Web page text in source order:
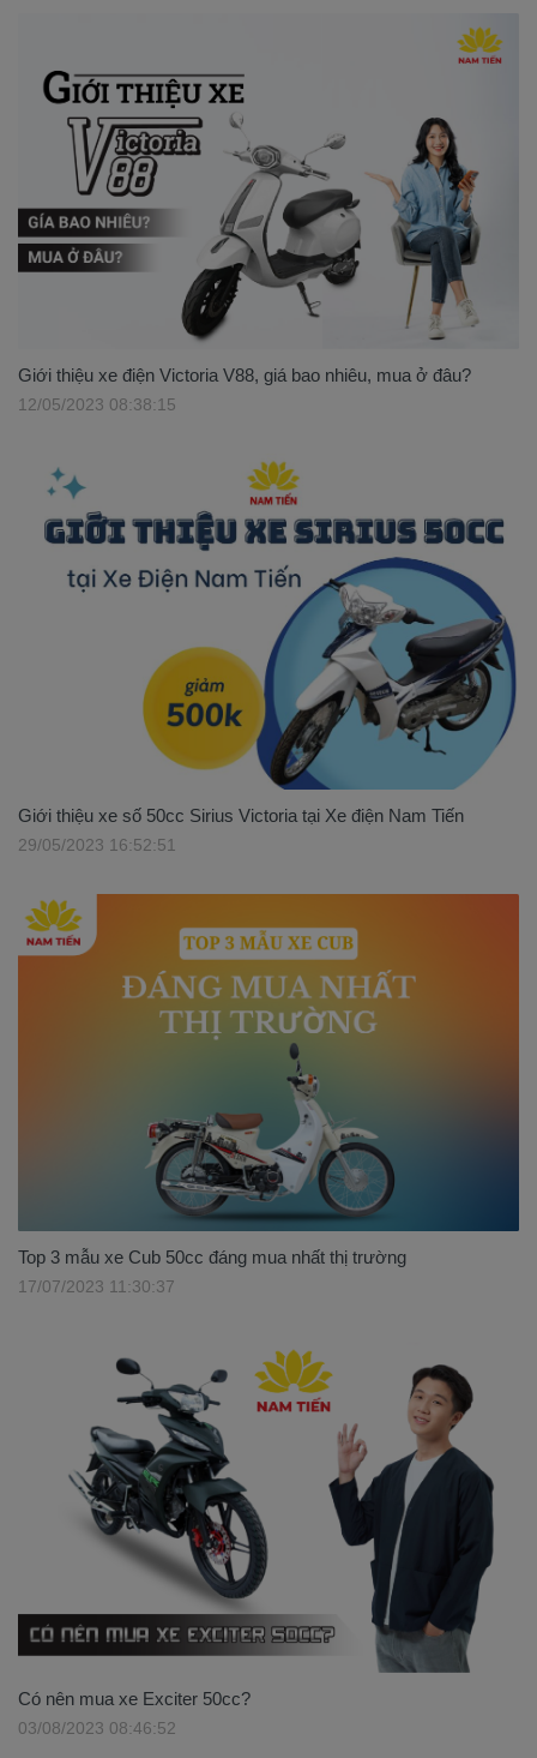
Giới thiệu xe điện Victoria V88, giá bao nhiêu, mua ở đâu?
12/05/2023 08:38:15
Giới thiệu xe số 50cc Sirius Victoria tại Xe điện Nam Tiến
29/05/2023 16:52:51
Top 3 mẫu xe Cub 50cc đáng mua nhất thị trường
17/07/2023 11:30:37
Có nên mua xe Exciter 50cc?
03/08/2023 08:46:52